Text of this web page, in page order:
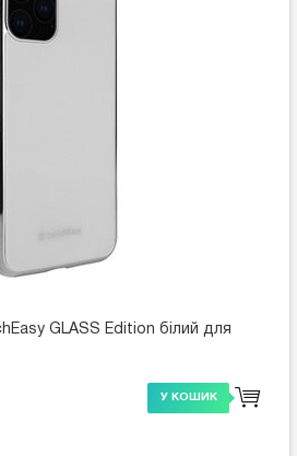
GLASS Edition білий для
У КОШИК